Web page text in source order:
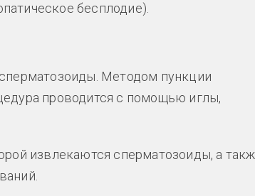
бесплодие).
Методом пункции
проводится с помощью иглы,
извлекаются сперматозоиды, а